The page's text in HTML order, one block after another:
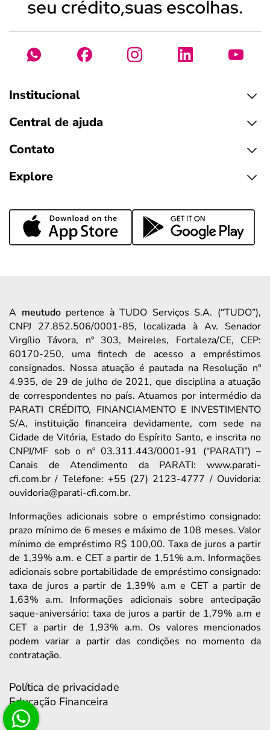
Institucional
Central de ajuda
Contato
Explore
A meutudopertence à TUDO Serviços S.A. (“TUDO”),
CNPJ 27.852.506/0001-85, localizada à Av. Senador
Virgílio Távora, nº 303, Meireles, Fortaleza/CE, CEP:
60170-250, uma fintech de acesso a empréstimos
consignados. Nossa atuação é pautada na Resolução nº
4.935, de 29 de julho de 2021, que disciplina a atuação
de correspondentes no país. Atuamos por intermédio da
PARATI CRÉDITO, FINANCIAMENTO E INVESTIMENTO
S/A, instituição financeira devidamente, com sede na
Cidade de Vitória, Estado do Espírito Santo, e inscrita no
CNPJ/MF sob o nº 03.311.443/0001-91 (“PARATI”) –
Canais de Atendimento da PARATI: www.parati-
cfi.com.br / Telefone: +55 (27) 2123-4777 / Ouvidoria:
ouvidoria@parati-cfi.com.br.
Informações adicionais sobre o empréstimo consignado:
prazo mínimo de 6 meses e máximo de 108 meses. Valor
mínimo de empréstimo R$ 100,00. Taxa de juros a partir
de 1,39% a.m. e CET a partir de 1,51% a.m. Informações
adicionais sobre portabilidade de empréstimo consignado:
taxa de juros a partir de 1,39% a.m e CET a partir de
1,63% a.m. Informações adicionais sobre antecipação
saque-aniversário: taxa de juros a partir de 1,79% a.m e
CET a partir de 1,93% a.m. Os valores mencionados
podem variar a partir das condições no momento da
contratação.
Política de privacidade
Educação Financeira